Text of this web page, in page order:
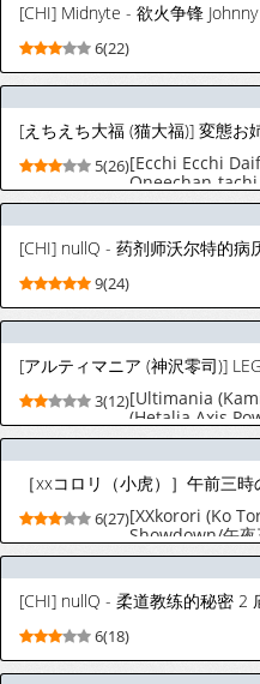
[CHI] Midnyte - 欲火争锋
6(22)
5(26)[Ecchi Ecchi
Oneechan-
Ana to
[CHI] nullQ - 药剂师沃尔特的病
9(24)
3(12)[Ultimania
(Hetalia Axis
6(27)[XXkorori (Ko
Showdown/午
Order)【
[CHI] nullQ - 柔道教练的秘密 2
6(18)